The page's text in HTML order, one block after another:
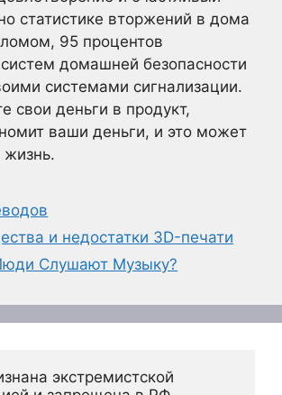
статистике вторжений в дома
95 процентов
домашней безопасности
системами сигнализации.
свои деньги в продукт,
ваши деньги, и это может
жизнь.
и недостатки 3D-печати
Слушают Музыку?
экстремистской